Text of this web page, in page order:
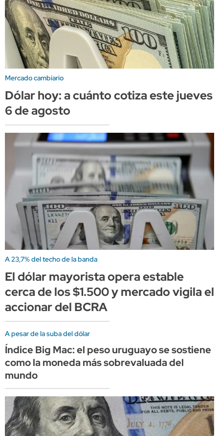
Mercado cambiario
Dólar hoy: a cuánto cotiza este jueves
6 de agosto
A 23,7% del techo de la banda
El dólar mayorista opera estable
cerca de los $1.500 y mercado vigila el
accionar del BCRA
A pesar de la suba del dólar
Índice Big Mac: el peso uruguayo se sostiene
como la moneda más sobrevaluada del
mundo